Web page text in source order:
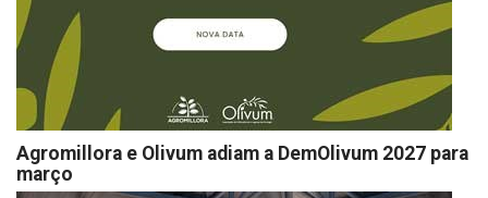
Agromillora e Olivum adiam a DemOlivum 2027 para
março